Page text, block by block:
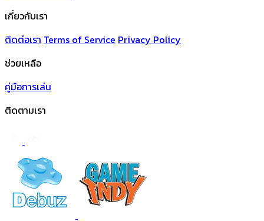
เกี่ยวกับเรา
ติดต่อเรา Terms of Service Privacy Policy
ช่วยเหลือ
คู่มือการเล่น
ติดตามเรา